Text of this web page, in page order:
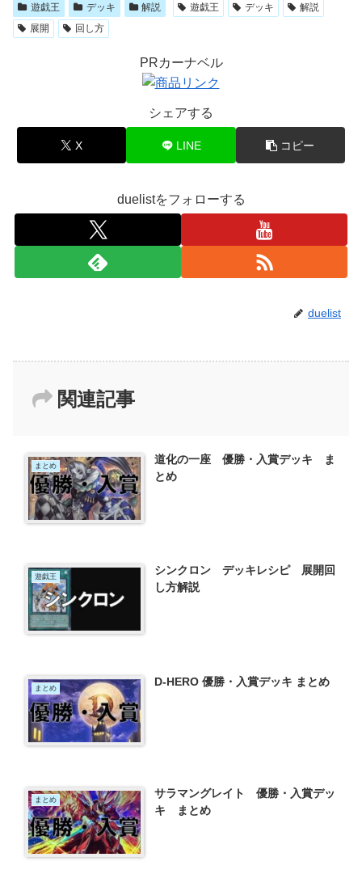
遊戯王 デッキ 解説 遊戯王 デッキ
解説
展開
回し方
PRカーナベル
シェアする
X LINE コピー
duelistをフォローする
duelist
関連記事
まとめ
道化の一座 優勝・入賞デッキ ま
とめ
遊戯王
シンクロン デッキレシピ 展開回
し方解説
まとめ D-HERO 優勝・入賞デッキ まとめ
まとめ
サラマングレイト 優勝・入賞デッ
キ まとめ